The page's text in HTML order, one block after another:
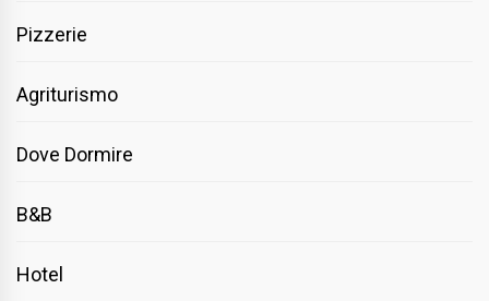
Pizzerie
Agriturismo
Dove Dormire
B&B
Hotel